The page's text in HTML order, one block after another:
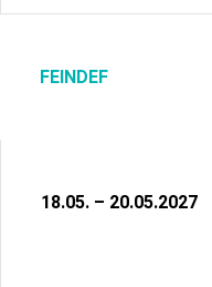
FEINDEF
18.05. – 20.05.2027